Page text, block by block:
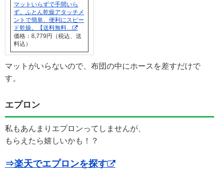
マットいらずで手間いら
ず。ふとん乾燥アタッチメ
ントで簡単、便利にスピー
ド乾燥。【送料無料…
価格：8,779円（税込、送
料込）
マットがいらないので、布団の中にホースを差すだけで
す。
エプロン
私もあんまりエプロンってしませんが、
もらえたら嬉しいかも！？
⇒楽天でエプロンを探す